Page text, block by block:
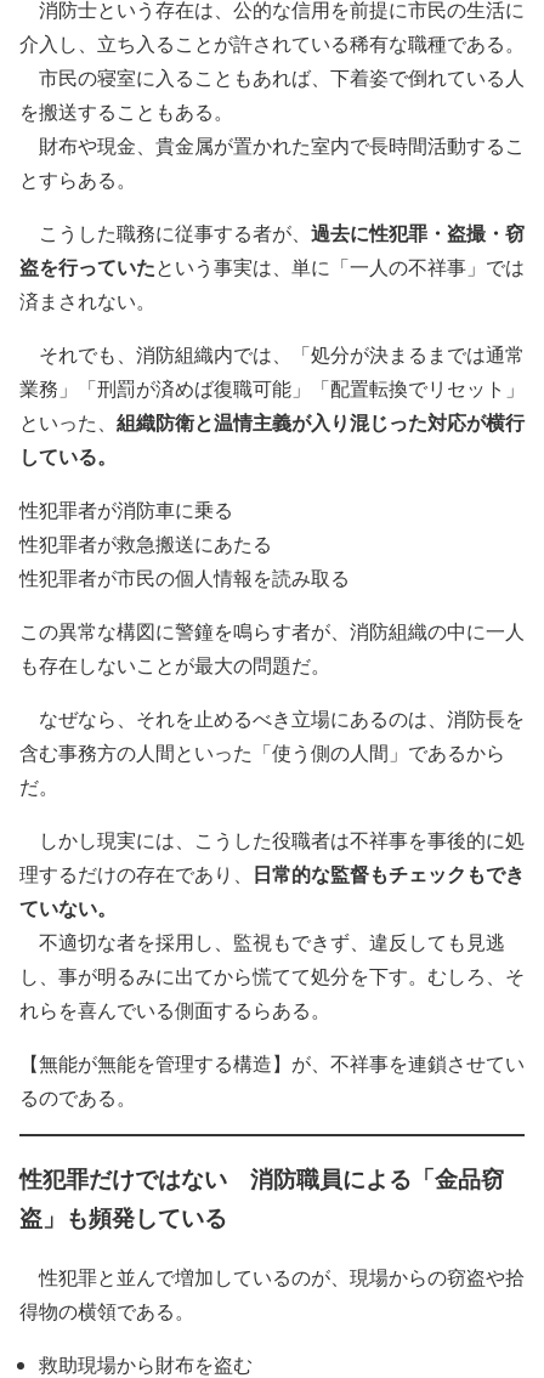
消防士という存在は、公的な信用を前提に市民の生活に
介入し、立ち入ることが許されている稀有な職種である。
市民の寝室に入ることもあれば、下着姿で倒れている人
を搬送することもある。
財布や現金、貴金属が置かれた室内で長時間活動するこ
とすらある。
こうした職務に従事する者が、 過去に性犯罪・盗撮・窃
盗を行っていたという事実は、単に「一人の不祥事」では
済まされない。
それでも、消防組織内では、「処分が決まるまでは通常
業務」「刑罰が済めば復職可能」「配置転換でリセット」
といった、 組織防衛と温情主義が入り混じった対応が横行
している。
性犯罪者が消防車に乗る
性犯罪者が救急搬送にあたる
性犯罪者が市民の個人情報を読み取る
この異常な構図に警鐘を鳴らす者が、消防組織の中に一人
も存在しないことが最大の問題だ。
なぜなら、それを止めるべき立場にあるのは、消防長を
含む事務方の人間といった「使う側の人間」であるから
だ。
しかし現実には、こうした役職者は不祥事を事後的に処
理するだけの存在であり、 日常的な監督もチェックもでき
ていない。
不適切な者を採用し、監視もできず、違反しても見逃
し、事が明るみに出てから慌てて処分を下す。むしろ、そ
れらを喜んでいる側面するらある。
【無能が無能を管理する構造】 が、不祥事を連鎖させてい
るのである。
性犯罪だけではない 消防職員による「金品窃
盗」も頻発している
性犯罪と並んで増加しているのが、現場からの窃盗や拾
得物の横領である。
救助現場から財布を盗む